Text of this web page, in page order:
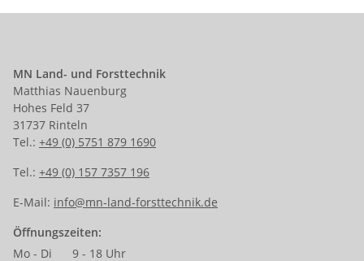
MN Land- und Forsttechnik
Matthias Nauenburg
Hohes Feld 37
31737 Rinteln
Tel.: +49 (0) 5751 879 1690
Tel.: +49 (0) 157 7357 196
E-Mail: info@mn-land-forsttechnik.de
Öffnungszeiten:
Mo - Di
9 - 18 Uhr